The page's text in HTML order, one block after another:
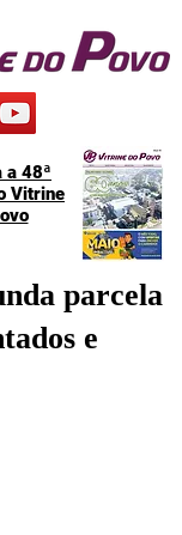
a 48ª
Vitrine
parcela
e